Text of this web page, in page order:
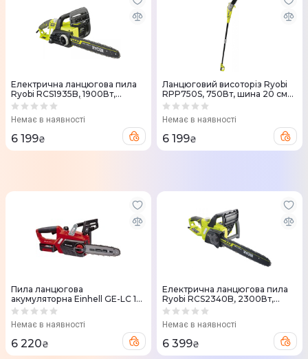
Електрична ланцюгова пила
Ryobi RCS1935B, 1900Вт,
Oregon 35см, 3/8", 5.4кг
Немає в наявності
6 199₴
Ланцюговий висоторiз Ryobi
RPP750S, 750Вт, шина 20 см
(5133002228)
Немає в наявності
6 199₴
Пила ланцюгова
акумуляторна Einhell GE-LC 18
18В шина 25см (4501760)
Немає в наявності
6 220₴
Електрична ланцюгова пила
Ryobi RCS2340B, 2300Вт,
Oregon 40см, 3/8", 4.8кг
Немає в наявності
6 399₴